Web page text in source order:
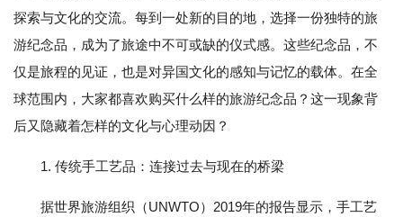
探索与文化的交流。每到一处新的目的地，选择一份独特的旅
游纪念品，成为了旅途中不可或缺的仪式感。这些纪念品，不
仅是旅程的见证，也是对异国文化的感知与记忆的载体。在全
球范围内，大家都喜欢购买什么样的旅游纪念品？这一现象背
后又隐藏着怎样的文化与心理动因？
1. 传统手工艺品：连接过去与现在的桥梁
据世界旅游组织（UNWTO）2019年的报告显示，手工艺